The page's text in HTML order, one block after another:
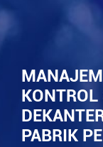
KONTROL
PABRIK